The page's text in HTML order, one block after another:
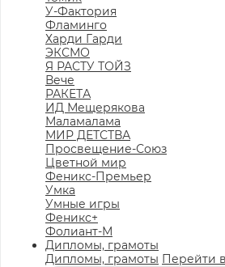
У-Фактория
Фламинго
Харди Гарди
ЭКСМО
Я РАСТУ ТОЙЗ
Вече
РАКЕТА
ИД Мещерякова
Маламалама
МИР ДЕТСТВА
Просвещение-Союз
Цветной мир
Феникс-Премьер
Умка
Умные игры
Феникс+
Фолиант-М
Дипломы, грамоты
Дипломы, грамоты Перейти